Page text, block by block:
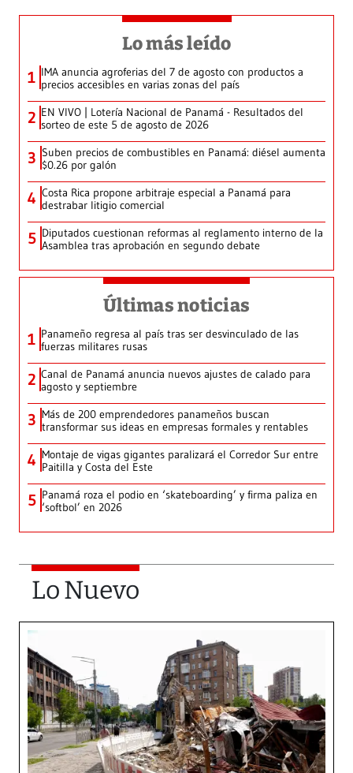
Lo más leído
1 IMA anuncia agroferias del 7 de agosto con productos a
precios accesibles en varias zonas del país
2 EN VIVO | Lotería Nacional de Panamá - Resultados del
sorteo de este 5 de agosto de 2026
3 Suben precios de combustibles en Panamá: diésel aumenta
$0.26 por galón
4 Costa Rica propone arbitraje especial a Panamá para
destrabar litigio comercial
5 Diputados cuestionan reformas al reglamento interno de la
Asamblea tras aprobación en segundo debate
Últimas noticias
1 Panameño regresa al país tras ser desvinculado de las
fuerzas militares rusas
2 Canal de Panamá anuncia nuevos ajustes de calado para
agosto y septiembre
3 Más de 200 emprendedores panameños buscan
transformar sus ideas en empresas formales y rentables
4 Montaje de vigas gigantes paralizará el Corredor Sur entre
Paitilla y Costa del Este
5 Panamá roza el podio en ‘skateboarding’ y firma paliza en
‘softbol’ en 2026
Lo Nuevo